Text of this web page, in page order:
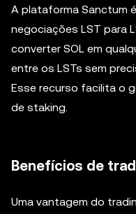
A plataforma Sanctum
negociações LST para
converter SOL em
entre os LSTs sem
Esse recurso facilita o
de staking.
Benefícios de
Uma vantagem do